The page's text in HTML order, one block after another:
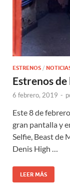
ESTRENOS /
Estrenos
6 febrero, 2019 -
Este 8 de
gran pantalla y
Selfie, Beast de
Denis High …
LEER MÁS